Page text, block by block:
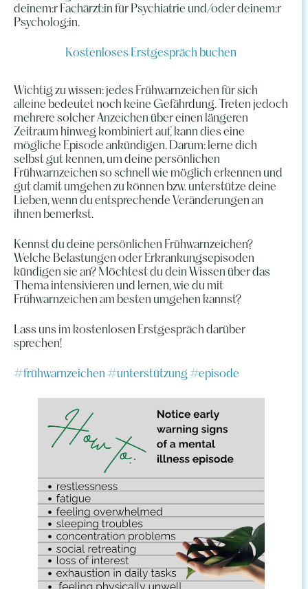
deinem:r Fachärzt:in für Psychiatrie und/oder deinem:r
Psycholog:in.
Kostenloses Erstgespräch buchen
Wichtig zu wissen: jedes Frühwarnzeichen für sich
alleine bedeutet noch keine Gefährdung. Treten jedoch
mehrere solcher Anzeichen über einen längeren
Zeitraum hinweg kombiniert auf, kann dies eine
mögliche Episode ankündigen. Darum: lerne dich
selbst gut kennen, um deine persönlichen
Frühwarnzeichen so schnell wie möglich erkennen und
gut damit umgehen zu können bzw. unterstütze deine
Lieben, wenn du entsprechende Veränderungen an
ihnen bemerkst.
Kennst du deine persönlichen Frühwarnzeichen?
Welche Belastungen oder Erkrankungsepisoden
kündigen sie an? Möchtest du dein Wissen über das
Thema intensivieren und lernen, wie du mit
Frühwarnzeichen am besten umgehen kannst?
Lass uns im kostenlosen Erstgespräch darüber
sprechen!
#frühwarnzeichen #unterstützung #episode